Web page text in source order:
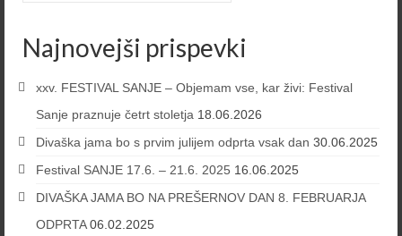
Najnovejši prispevki
xxv. FESTIVAL SANJE – Objemam vse, kar živi: Festival
Sanje praznuje četrt stoletja 18.06.2026
Divaška jama bo s prvim julijem odprta vsak dan 30.06.2025
Festival SANJE 17.6. – 21.6. 2025 16.06.2025
DIVAŠKA JAMA BO NA PREŠERNOV DAN 8. FEBRUARJA
ODPRTA 06.02.2025